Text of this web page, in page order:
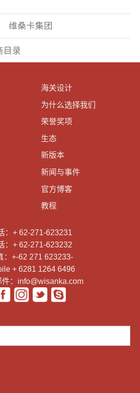
维桑卡集团
目录
海关设计
为什么选择我们
荣誉奖项
生态
新版本
新闻与事件
官方博客
教程
：+ 62-271-623231
：+ 62-271-623232
：+-62 271 623233-
+ 6281 1264 6496
件：info@wisanka.com